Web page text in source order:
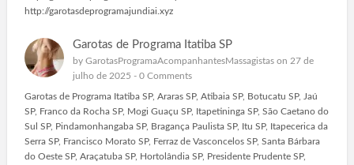
http://garotasdeprogramajundiai.xyz
Garotas de Programa Itatiba SP
by GarotasProgramaAcompanhantesMassagistason 27 de
julho de 2025 - 0 Comments
Garotas de Programa Itatiba SP, Araras SP, Atibaia SP, Botucatu SP, Jaú
SP, Franco da Rocha SP, Mogi Guaçu SP, Itapetininga SP, São Caetano do
Sul SP, Pindamonhangaba SP, Bragança Paulista SP, Itu SP, Itapecerica da
Serra SP, Francisco Morato SP, Ferraz de Vasconcelos SP, Santa Bárbara
do Oeste SP, Araçatuba SP, Hortolândia SP, Presidente Prudente SP,